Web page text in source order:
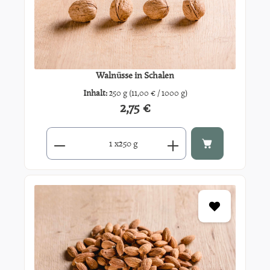
Walnüsse in Schalen
Inhalt:250 g (11,00 € / 1000 g)
Regulärer Preis:
2,75 €
Produkt Anzahl: Gib den gewünschten Wert ein oder benutze
x250 g